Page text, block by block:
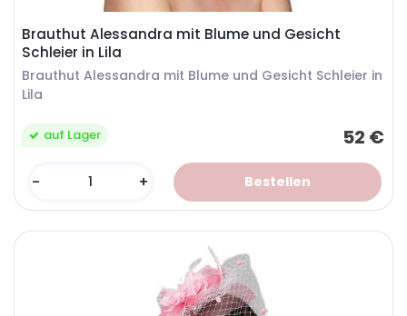
Brauthut Alessandra mit Blume und Gesicht
Schleier in Lila
Brauthut Alessandra mit Blume und Gesicht Schleier in
Lila
52 €
auf Lager
- +